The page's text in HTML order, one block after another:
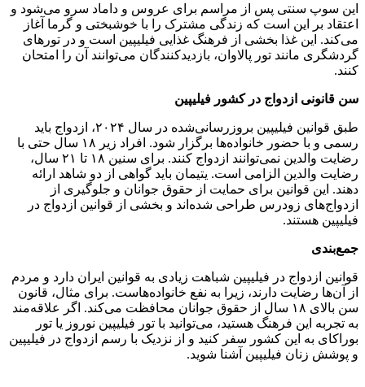
این سوپ سنتی پس از مراسم برای عروس و داماد سرو می‌شود و
اعتقاد بر این است که زندگی مشترک را با خوشبختی و گرما آغاز
می‌کند. این غذا بخشی از فرهنگ غذایی فیلیپین است و در تورهای
گردشگری مانند تور پالاوان، بازدیدکنندگان می‌توانند آن را امتحان
کنند.
سن قانونی ازدواج در کشور فیلیپین
طبق قوانین فیلیپین بروزرسانی‌شده در سال ۲۰۲۴، ازدواج باید
رسمی و با حضور خانواده‌ها برگزار شود. افراد زیر ۱۸ سال حتی با
رضایت والدین نمی‌توانند ازدواج کنند. برای سنین ۱۸ تا ۲۱ سال،
رضایت والدین الزامی است. یتیمان باید گواهی از دو شاهد ارائه
دهند. این قوانین برای حمایت از حقوق جوانان و جلوگیری از
ازدواج‌های زودرس طراحی شده‌اند و بخشی از قوانین ازدواج در
فیلیپین هستند.
جمع‌بندی
قوانین ازدواج در فیلیپین شباهت زیادی به قوانین ایران دارد و مردم
از آن‌ها رضایت دارند، زیرا به نفع خانواده‌هاست. برای مثال، قانون
سن بالای ۱۸ سال از حقوق جوانان محافظت می‌کند. اگر علاقه‌مند
به تجربه این فرهنگ هستید، می‌توانید با تور فیلیپین نوروز یا تور
بوراکای به این کشور سفر کنید و از نزدیک با رسم ازدواج در فیلیپین
و پوشش زنان فیلیپین آشنا شوید.